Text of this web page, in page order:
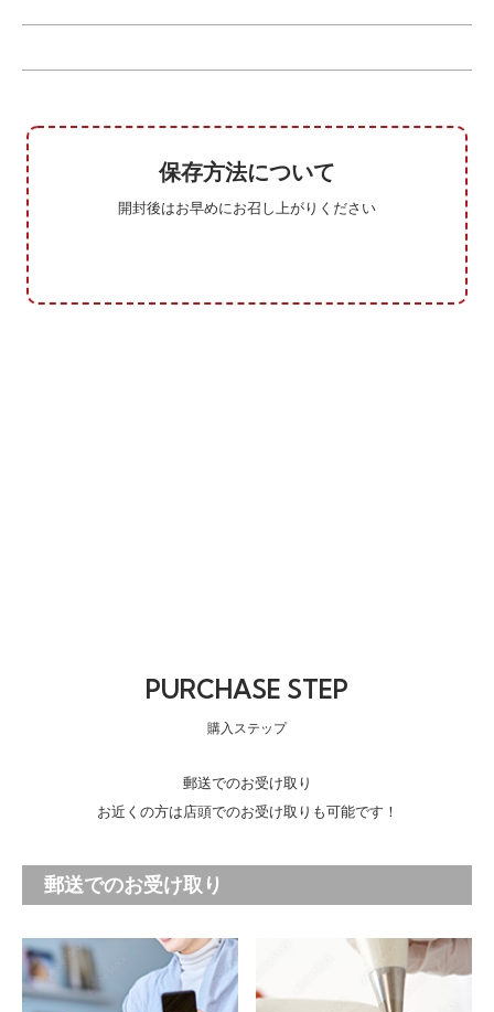
保存方法について
開封後はお早めにお召し上がりください
PURCHASE STEP
購入ステップ
郵送でのお受け取り
お近くの方は店頭でのお受け取りも可能です！
郵送でのお受け取り